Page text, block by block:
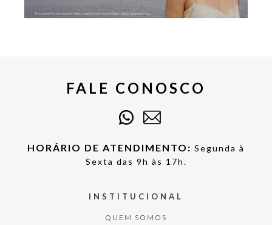
FALE CONOSCO
HORÁRIO DE ATENDIMENTO: Segunda à
Sexta das 9h às 17h.
INSTITUCIONAL
QUEM SOMOS